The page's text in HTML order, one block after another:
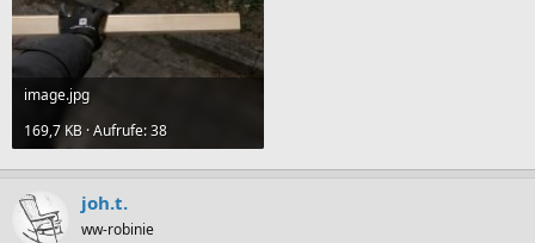
image.jpg
169,7 KB · Aufrufe: 38
joh.t.
ww-robinie